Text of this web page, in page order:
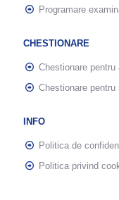
Programare
CHESTIONARE
Chestionare
Chestionare
INFO
Politica de
Politica privind